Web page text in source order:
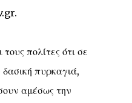
πολίτες ότι σε
πυρκαγιά,
αμέσως την